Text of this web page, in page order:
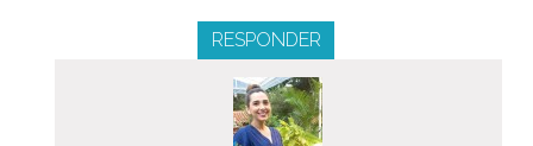
RESPONDER